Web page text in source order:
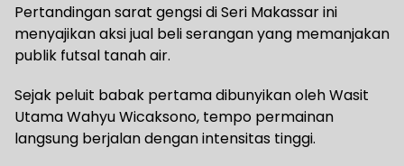
Pertandingan sarat gengsi di Seri Makassar ini
menyajikan aksi jual beli serangan yang memanjakan
publik futsal tanah air.
​Sejak peluit babak pertama dibunyikan oleh Wasit
Utama Wahyu Wicaksono, tempo permainan
langsung berjalan dengan intensitas tinggi.